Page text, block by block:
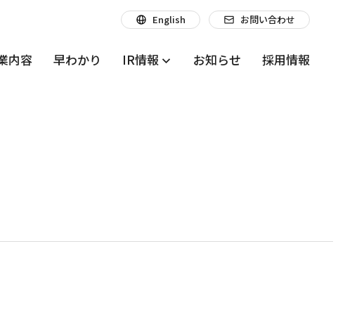
English お問い合わせ
内容 早わかり IR情報 お知らせ 採用情報